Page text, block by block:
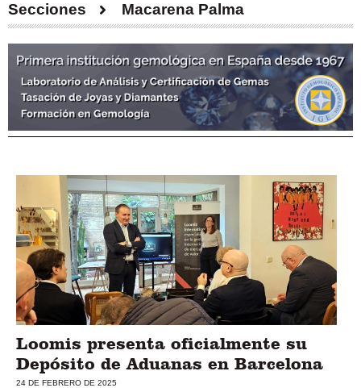
Secciones Macarena Palma
Loomis presenta oficialmente su
Depósito de Aduanas en Barcelona
24 DE FEBRERO DE 2025